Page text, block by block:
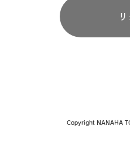
​Copyright NANAHA